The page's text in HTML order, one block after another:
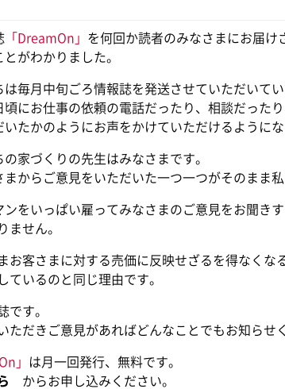
「DreamOn」 を何回か読者のみなさまにお届け
とがわかりました。
は毎月中旬ごろ情報誌を発送させていただいて
頃にお仕事の依頼の電話だったり、相談だった
いたかのようにお声をかけていただけるようにな
の家づくりの先生はみなさまです。
まからご意見をいただいた一つ一つがそのまま
ンをいっぱい雇ってみなさまのご意見をお聞き
ません。
お客さまに対する売価に反映せざるを得なくな
ているのと同じ理由です。
です。
ただきご意見があればどんなことでもお知らせ
」
は月一回発行、無料です。
からお申し込みください。